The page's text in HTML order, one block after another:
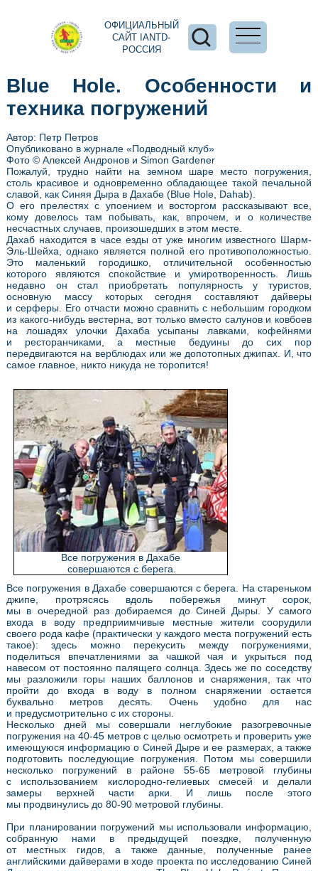
ОФИЦИАЛЬНЫЙ
САЙТ IANTD-
РОССИЯ
Blue Hole. Особенности и
техника погружений
Автор: Петр Петров
Опубликовано в журнале «Подводный клуб»
Фото © Алексей Андронов и Simon Gardener
Пожалуй, трудно найти на земном шаре место погружения,
столь красивое и одновременно обладающее такой печальной
славой, как Синяя Дыра в Дахабе (Blue Hole, Dahab).
О его прелестях с упоением и восторгом рассказывают все,
кому довелось там побывать, как, впрочем, и о количестве
несчастных случаев, произошедших в этом месте.
Дахаб находится в часе езды от уже многим известного Шарм-
Эль-Шейха, однако является полной его противоположностью.
Это маленький городишко, отличительной особенностью
которого являются спокойствие и умиротворенность. Лишь
недавно он стал приобретать популярность у туристов,
основную массу которых сегодня составляют дайверы
и серферы. Его отчасти можно сравнить с небольшим городком
из какого-нибудь вестерна, вот только вместо салунов и ковбоев
на лошадях улочки Дахаба усыпаны лавками, кофейнями
и ресторанчиками, а местные бедуины до сих пор
передвигаются на верблюдах или же допотопных джипах. И, что
самое главное, никто никуда не торопится!
Все погружения в Дахабе
совершаются с берега.
Все погружения в Дахабе совершаются с берега. На стареньком
джипе, протрясясь вдоль побережья минут сорок,
мы в очередной раз добираемся до Синей Дыры. У самого
входа в воду предприимчивые местные жители соорудили
своего рода кафе (практически у каждого места погружений есть
такое): здесь можно перекусить между погружениями,
поделиться впечатлениями за чашкой чая и укрыться под
навесом от постоянно палящего солнца. Здесь же по соседству
мы разложили горы наших баллонов и снаряжения, так что
пройти до входа в воду в полном снаряжении остается
буквально метров десять. Очень удобно для нас
и предусмотрительно с их стороны.
Несколько дней мы совершали неглубокие разогревочные
погружения на 40-45 метров с целью осмотреть и проверить уже
имеющуюся информацию о Синей Дыре и ее размерах, а также
подготовить последующие погружения. Потом мы совершили
несколько погружений в районе 55-65 метровой глубины
с использованием кислородно-гелиевых смесей и делали
замеры верхней части арки. И лишь после этого
мы продвинулись до 80-90 метровой глубины.
При планировании погружений мы использовали информацию,
собранную нами в предыдущей поездке, полученную
от местных гидов, а также данные, полученные ранее
английскими дайверами в ходе проекта по исследованию Синей